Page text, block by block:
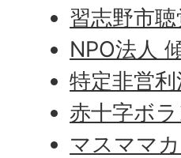
習志野市
NPO法人
特定非営
赤十字ボ
マスママ